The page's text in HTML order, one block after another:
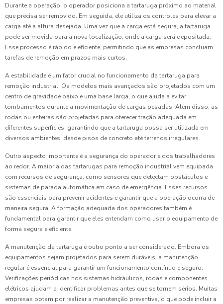
Durante a operação, o operador posiciona a tartaruga próximo ao material
que precisa ser removido. Em seguida, ele utiliza os controles para elevar a
carga até a altura desejada. Uma vez que a carga está segura, a tartaruga
pode ser movida para a nova localização, onde a carga será depositada.
Esse processo é rápido e eficiente, permitindo que as empresas concluam
tarefas de remoção em prazos mais curtos.
A estabilidade é um fator crucial no funcionamento da tartaruga para
remoção industrial. Os modelos mais avançados são projetados com um
centro de gravidade baixo e uma base larga, o que ajuda a evitar
tombamentos durante a movimentação de cargas pesadas. Além disso, as
rodas ou esteiras são projetadas para oferecer tração adequada em
diferentes superfícies, garantindo que a tartaruga possa ser utilizada em
diversos ambientes, desde pisos de concreto até terrenos irregulares.
Outro aspecto importante é a segurança do operador e dos trabalhadores
ao redor. A maioria das tartarugas para remoção industrial vem equipada
com recursos de segurança, como sensores que detectam obstáculos e
sistemas de parada automática em caso de emergência. Esses recursos
são essenciais para prevenir acidentes e garantir que a operação ocorra de
maneira segura. A formação adequada dos operadores também é
fundamental para garantir que eles entendam como usar o equipamento de
forma segura e eficiente.
A manutenção da tartaruga é outro ponto a ser considerado. Embora os
equipamentos sejam projetados para serem duráveis, a manutenção
regular é essencial para garantir um funcionamento contínuo e seguro.
Verificações periódicas nos sistemas hidráulicos, rodas e componentes
elétricos ajudam a identificar problemas antes que se tornem sérios. Muitas
empresas optam por realizar a manutenção preventiva, o que pode incluir a